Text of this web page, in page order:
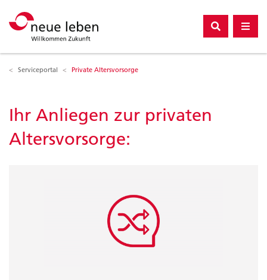
Compliance
Serviceportal Private Altersvorsorge
Ihr Anliegen zur privaten
Altersvorsorge: